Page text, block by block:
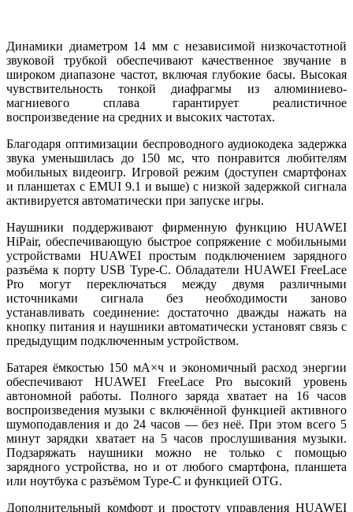
Динамики диаметром 14 мм с независимой низкочастотной
звуковой трубкой обеспечивают качественное звучание в
широком диапазоне частот, включая глубокие басы. Высокая
чувствительность тонкой диафрагмы из алюминиево-
магниевого сплава гарантирует реалистичное
воспроизведение на средних и высоких частотах.
Благодаря оптимизации беспроводного аудиокодека задержка
звука уменьшилась до 150 мс, что понравится любителям
мобильных видеоигр. Игровой режим (доступен смартфонах
и планшетах с EMUI 9.1 и выше) с низкой задержкой сигнала
активируется автоматически при запуске игры.
Наушники поддерживают фирменную функцию HUAWEI
HiPair, обеспечивающую быстрое сопряжение с мобильными
устройствами HUAWEI простым подключением зарядного
разъёма к порту USB Type-C. Обладатели HUAWEI FreeLace
Pro могут переключаться между двумя различными
источниками сигнала без необходимости заново
устанавливать соединение: достаточно дважды нажать на
кнопку питания и наушники автоматически установят связь с
предыдущим подключенным устройством.
Батарея ёмкостью 150 мА×ч и экономичный расход энергии
обеспечивают HUAWEI FreeLace Pro высокий уровень
автономной работы. Полного заряда хватает на 16 часов
воспроизведения музыки с включённой функцией активного
шумоподавления и до 24 часов — без неё. При этом всего 5
минут зарядки хватает на 5 часов прослушивания музыки.
Подзаряжать наушники можно не только с помощью
зарядного устройства, но и от любого смартфона, планшета
или ноутбука с разъёмом Type-C и функцией OTG.
Дополнительный комфорт и простоту управления HUAWEI